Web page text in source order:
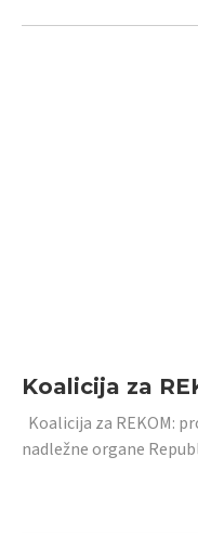
Koalicija za
Koalicija za REKOM:
nadležne organe